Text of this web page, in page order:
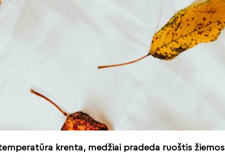
krenta, medžiai pradeda ruoštis žiemos